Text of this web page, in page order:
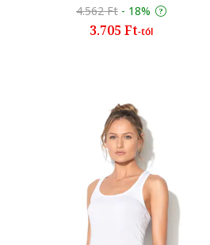
4.562 Ft - 18%
3.705 Ft-tól